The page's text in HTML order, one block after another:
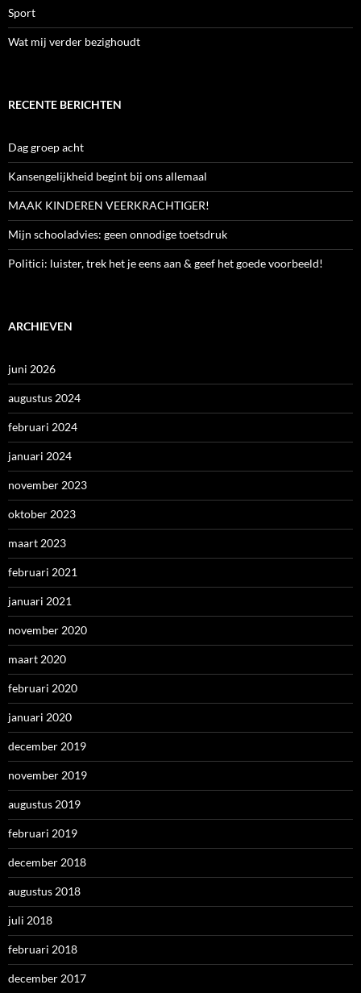
Sport
Wat mij verder bezighoudt
RECENTE BERICHTEN
Dag groep acht
Kansengelijkheid begint bij ons allemaal
MAAK KINDEREN VEERKRACHTIGER!
Mijn schooladvies: geen onnodige toetsdruk
Politici: luister, trek het je eens aan & geef het goede voorbeeld!
ARCHIEVEN
juni 2026
augustus 2024
februari 2024
januari 2024
november 2023
oktober 2023
maart 2023
februari 2021
januari 2021
november 2020
maart 2020
februari 2020
januari 2020
december 2019
november 2019
augustus 2019
februari 2019
december 2018
augustus 2018
juli 2018
februari 2018
december 2017